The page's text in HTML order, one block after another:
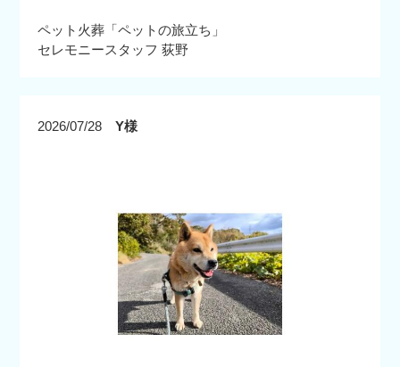
ペット火葬「ペットの旅立ち」
セレモニースタッフ 荻野
2026/07/28 Y様